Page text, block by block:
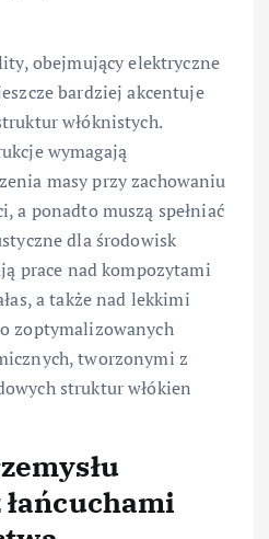
obejmujący elektryczne
bardziej akcentuje
włóknistych.
wymagają
masy przy zachowaniu
a ponadto muszą spełniać
dla środowisk
prace nad kompozytami
a także nad lekkimi
zoptymalizowanych
tworzonymi z
struktur włókien